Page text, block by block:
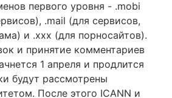
первого уровня - .mobi
.mail (для сервисов,
и .xxx (для порносайтов).
и принятие комментариев
1 апреля и продлится
будут рассмотрены
После этого ICANN и